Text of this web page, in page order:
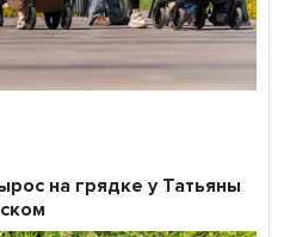
на грядке у Татьяны